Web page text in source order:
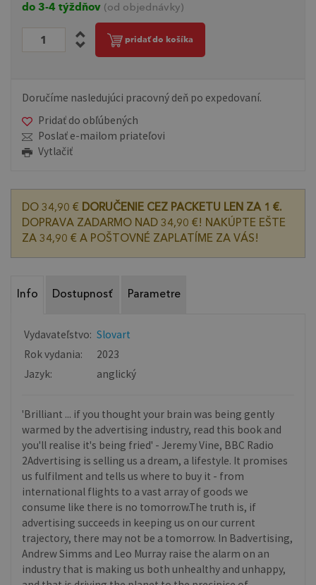
do 3-4 týždňov (od objednávky)
pridať do košíka
Doručíme nasledujúci pracovný deň po expedovaní.
Pridať do obľúbených
Poslať e-mailom priateľovi
Vytlačiť
DO 34,90 € DORUČENIE CEZ PACKETU LEN ZA 1 €.
DOPRAVA ZADARMO NAD 34,90 €! NAKÚPTE EŠTE
ZA 34,90 € A POŠTOVNÉ ZAPLATÍME ZA VÁS!
Info Dostupnosť Parametre
Vydavateľstvo: Slovart
Rok vydania:
2023
Jazyk:
anglický
'Brilliant ... if you thought your brain was being gently
warmed by the advertising industry, read this book and
you'll realise it's being fried' - Jeremy Vine, BBC Radio
2Advertising is selling us a dream, a lifestyle. It promises
us fulfilment and tells us where to buy it - from
international flights to a vast array of goods we
consume like there is no tomorrow.The truth is, if
advertising succeeds in keeping us on our current
trajectory, there may not be a tomorrow. In Badvertising,
Andrew Simms and Leo Murray raise the alarm on an
industry that is making us both unhealthy and unhappy,